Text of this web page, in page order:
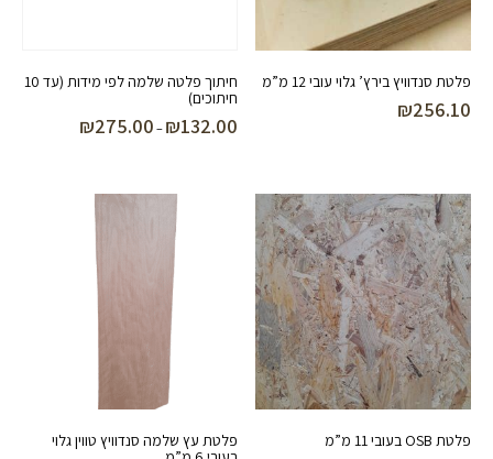
פלטת סנדוויץ בירץ’ גלוי עובי 12 מ”מ
₪256.10
חיתוך פלטה שלמה לפי מידות (עד 10
חיתוכים)
₪132.00
–
₪275.00
פלטת OSB בעובי 11 מ”מ
פלטת עץ שלמה סנדוויץ טווין גלוי